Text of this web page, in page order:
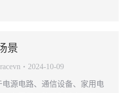
景
2024-10-09
源电路、通信设备、家用电